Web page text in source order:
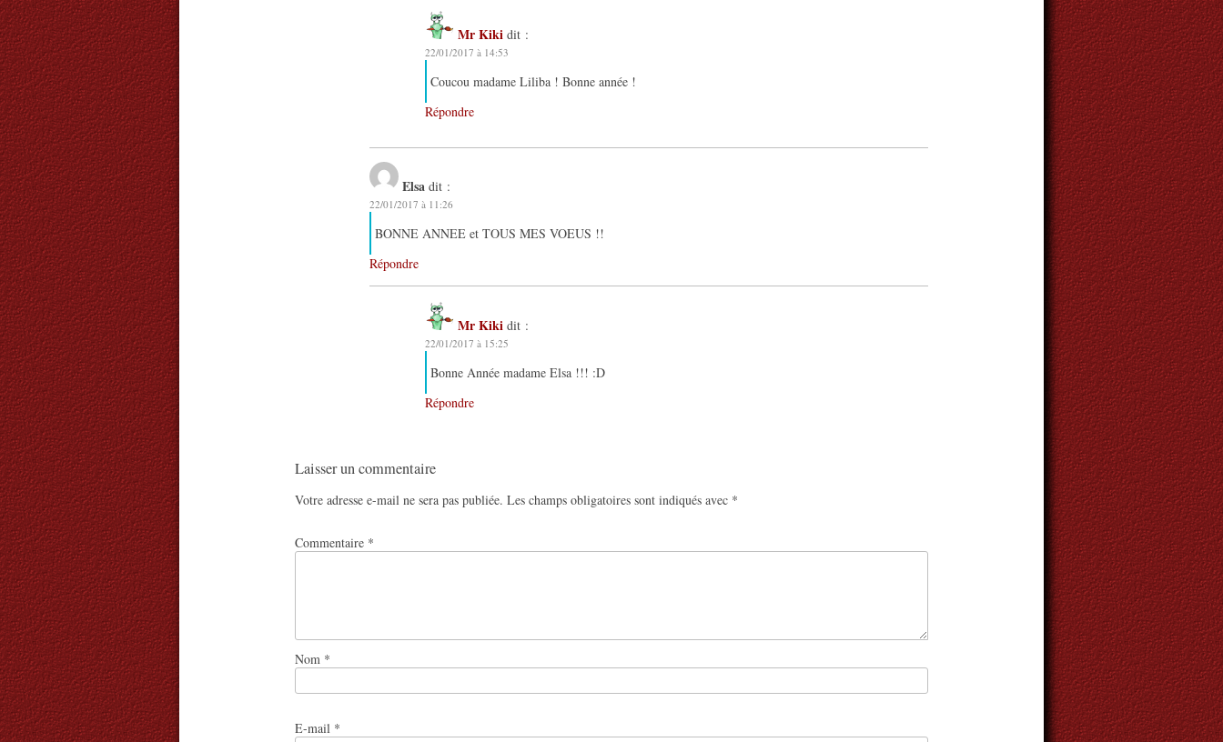
Mr Kiki dit :
22/01/2017 à 14:53
Coucou madame Liliba ! Bonne année !
Répondre
Elsa dit :
22/01/2017 à 11:26
BONNE ANNEE et TOUS MES VOEUS !!
Répondre
Mr Kiki dit :
22/01/2017 à 15:25
Bonne Année madame Elsa !!! :D
Répondre
Laisser un commentaire
Votre adresse e-mail ne sera pas publiée. Les champs obligatoires sont indiqués avec *
Commentaire *
Nom *
E-mail *